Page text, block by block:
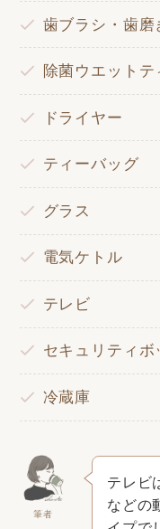
歯ブラシ・歯磨
除菌ウエットテ
ドライヤー
ティーバッグ
グラス
電気ケトル
テレビ
セキュリティボ
冷蔵庫
筆者
テレビ
などの